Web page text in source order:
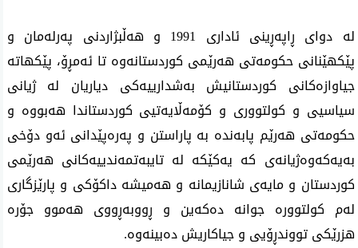
لە دوای ڕاپەڕینی ئاداری 1991 و هەڵبژاردنی پەرلەمان و
پێكهێنانی حکومەتی هەرێمی کوردستانەوە تا ئەمڕۆ، پێکهاتە
جیاوازەکانی کوردستانیش بەشدارییەکی دیاریان لە ژیانی
سیاسیی و کولتووری و کۆمەڵایەتیی کوردستاندا هەبووە و
حکومەتی هەرێم پابەندە بە پاراستن و پەرەپێدانی ئەو دۆخی
بەیەکەوەژیانەی کە یەکێکە لە تایبەتمەندییەکانی هەرێمی
کوردستان و مایەی شانازیمانە و هەمیشە داکۆکی و پارێزگاری
لەم کولتوورە جوانە دەکەین و ڕووبەڕووی هەموو جۆرە
هزرێکی تووندڕۆیی و جیاكاریش دەبینەوە.